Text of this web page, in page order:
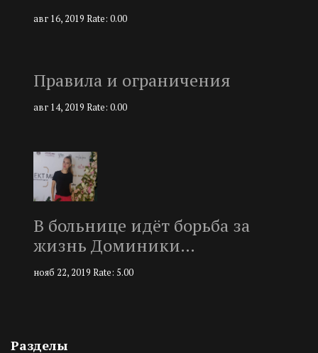
авг 16, 2019 Rate: 0.00
Правила и ограничения
авг 14, 2019 Rate: 0.00
В больнице идёт борьба за
жизнь Доминики…
нояб 22, 2019 Rate: 5.00
Разделы